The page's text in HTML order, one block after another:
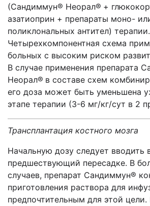
(Сандиммун® Неорал® +
азатиоприн + препараты моно-
поликлональных антител) терапии.
Четырехкомпонентная схема
больных с высоким риском
В случае применения препарата
Неорал® в составе схем
его доза может быть уменьшена
этапе терапии (3-6 мг/кг/сут в 2
Трансплантация костного мозга
Начальную дозу следует вводить
предшествующий пересадке. В
случаев, препарат Сандиммун®
приготовления раствора для
предпочтительным для этой